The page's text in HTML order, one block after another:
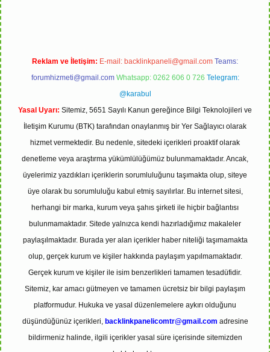
Reklam ve İletişim: E-mail: backlinkpaneli@gmail.com Teams:
forumhizmeti@gmail.com Whatsapp: 0262 606 0 726 Telegram:
@karabul
Yasal Uyarı: Sitemiz, 5651 Sayılı Kanun gereğince Bilgi Teknolojileri ve
İletişim Kurumu (BTK) tarafından onaylanmış bir Yer Sağlayıcı olarak
hizmet vermektedir. Bu nedenle, sitedeki içerikleri proaktif olarak
denetleme veya araştırma yükümlülüğümüz bulunmamaktadır. Ancak,
üyelerimiz yazdıkları içeriklerin sorumluluğunu taşımakta olup, siteye
üye olarak bu sorumluluğu kabul etmiş sayılırlar. Bu internet sitesi,
herhangi bir marka, kurum veya şahıs şirketi ile hiçbir bağlantısı
bulunmamaktadır. Sitede yalnızca kendi hazırladığımız makaleler
paylaşılmaktadır. Burada yer alan içerikler haber niteliği taşımamakta
olup, gerçek kurum ve kişiler hakkında paylaşım yapılmamaktadır.
Gerçek kurum ve kişiler ile isim benzerlikleri tamamen tesadüfidir.
Sitemiz, kar amacı gütmeyen ve tamamen ücretsiz bir bilgi paylaşım
platformudur. Hukuka ve yasal düzenlemelere aykırı olduğunu
düşündüğünüz içerikleri, backlinkpanelicomtr@gmail.com adresine
bildirmeniz halinde, ilgili içerikler yasal süre içerisinde sitemizden